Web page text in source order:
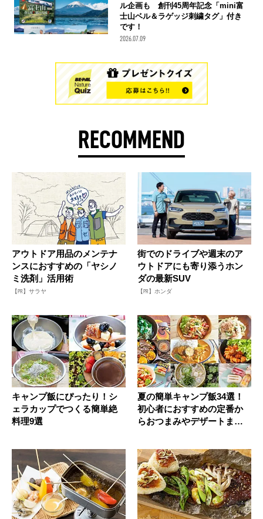
ル企画も 創刊45周年記念「mini富
士山ベル＆ラゲッジ刺繍タグ」付き
です！
2026.07.09
RECOMMEND
アウトドア用品のメンテナ
ンスにおすすめの「ヤシノ
ミ洗剤」活用術
【PR】サラヤ
街でのドライブや週末のア
ウトドアにも寄り添うホン
ダの最新SUV
【PR】ホンダ
キャンプ飯にぴったり！シ
ェラカップでつくる簡単絶
料理9選
夏の簡単キャンプ飯34選！
初心者におすすめの定番か
らおつまみやデザートまで